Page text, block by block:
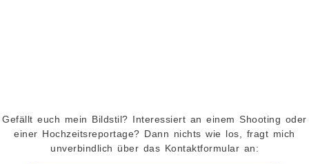
Gefällt euch mein Bildstil? Interessiert an einem Shooting oder
einer Hochzeitsreportage? Dann nichts wie los, fragt mich
unverbindlich über das Kontaktformular an: